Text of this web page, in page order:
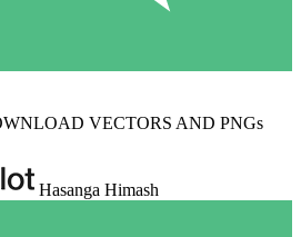
VECTORS AND PNGs
Hasanga Himash